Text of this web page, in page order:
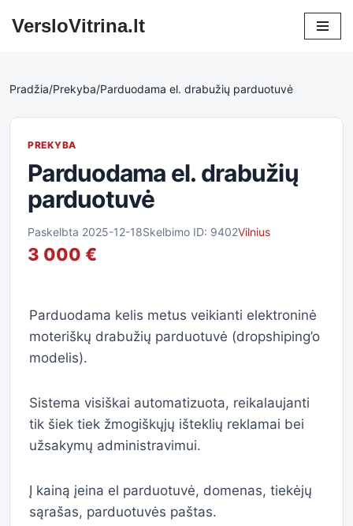
VersloVitrina.lt
Pradžia/Prekyba/Parduodama el. drabužių parduotuvė
PREKYBA
Parduodama el. drabužių
parduotuvė
Paskelbta 2025-12-18Skelbimo ID: 9402Vilnius
3 000 €
Parduodama kelis metus veikianti elektroninė
moteriškų drabužių parduotuvė (dropshiping’o
modelis).
Sistema visiškai automatizuota, reikalaujanti
tik šiek tiek žmogiškųjų išteklių reklamai bei
užsakymų administravimui.
Į kainą įeina el parduotuvė, domenas, tiekėjų
sąrašas, parduotuvės paštas.